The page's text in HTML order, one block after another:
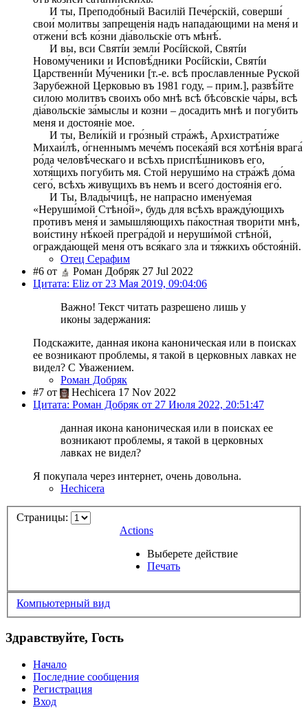
И ты, Преподо́бный Василій Пече́рскій, соверши́
свои́ молитвы запрещенія надъ напада́ющими на меня́ и
отжени́ всѣ ко́зни дiа́вольскіе отъ мѣнѣ́.
И вы, вси Святíи земли́ Росíйской, Святíи
Новому́ченики и Исповѣ́дники Росíйскіи, Святíи
Царственнíи Му́ченики [т.-е. всѣ прославленные Руской
Зарубежной Церковью въ 1981 году, – прим.], развѣ́йте
силою молитвъ своихъ обо мнѣ всѣ бѣсо́вскіе ча́ры, всѣ
дiа́вольскіе за́мыслы и козни – досадить мнѣ и погубить
меня и достояніе мое.
И ты, Вели́кій и гро́зный стра́жѣ, Архистрати́же
Михаи́лѣ, о́гненнымъ мече́мъ посека́яй вся хотѣ́нія врага́
ро́да человѣ́ческаго и всѣхъ приспѣ́шниковъ его,
хотя́щихъ погубить мя. Стой неруши́мо на стра́жѣ до́ма
сего́, всѣхъ живущихъ въ немъ и всего́ достоя́нія его́.
И Ты, Влады́чицѣ, не напрасно имену́емая
«Неруши́мой Стѣно́й», будь для всѣхъ вражду́ющихъ
противъ меня́ и замышля́ющихъ па́костная твори́ти мнѣ,
вои́стину нѣ́коей прегра́дой и неруши́мой стѣно́й,
огражда́ющей меня́ отъ вся́каго зла и тя́жкихъ обстоя́ній.
Отец Серафим
#6 от
Роман Добряк 27 Jul 2022
Цитата: Eliz от 23 Мая 2019, 09:04:06
Важно! Текст читать разрешено лишь у
иконы задержания:
Подскажите, данная икона каноническая или в поисках
ее возникают проблемы, я такой в церковных лавках не
видел? С Уважением.
Роман Добряк
#7 от
Hechicera 17 Nov 2022
Цитата: Роман Добряк от 27 Июля 2022, 20:51:47
данная икона каноническая или в поисках ее
возникают проблемы, я такой в церковных
лавках не видел?
Я покупала через интернет, очень довольна.
Hechicera
Страницы:
Actions
Выберете действие
Печать
Компьютерный вид
Здравствуйте, Гость
Начало
Последние сообщения
Регистрация
Вход